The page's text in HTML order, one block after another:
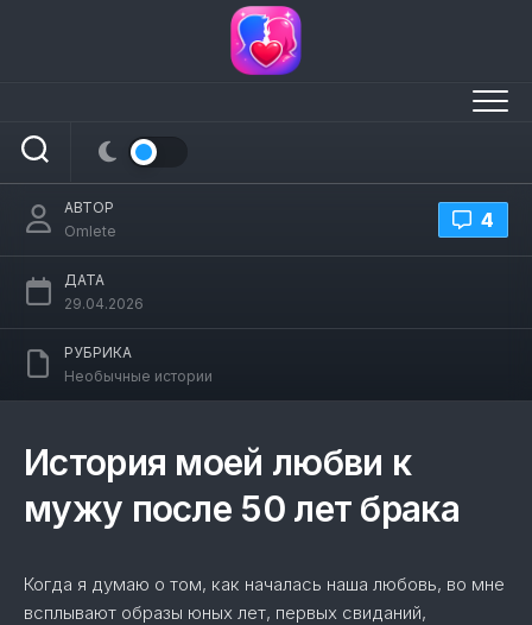
История моей любви к мужу после 50
лет брака
4
АВТОР
Omlete
ДАТА
29.04.2026
РУБРИКА
Необычные истории
История моей любви к
мужу после 50 лет брака
Когда я думаю о том, как началась наша любовь, во мне
всплывают образы юных лет, первых свиданий,